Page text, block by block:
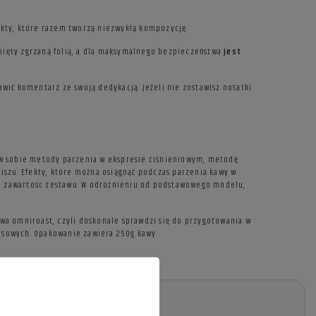
które razem tworzą niezwykłą kompozycję.
zgrzaną folią, a dla maksymalnego bezpieczeństwajest
komentarz ze swoją dedykacją. Jeżeli nie zostawisz notatki
metody parzenia w ekspresie ciśnieniowym, metodę
Efekty, które można osiągnąć podczas parzenia kawy w
zestawu. W odróżnieniu od podstawowego modelu,
omniroast, czyli doskonale sprawdzi się do przygotowania w
Opakowanie zawiera 250g kawy.